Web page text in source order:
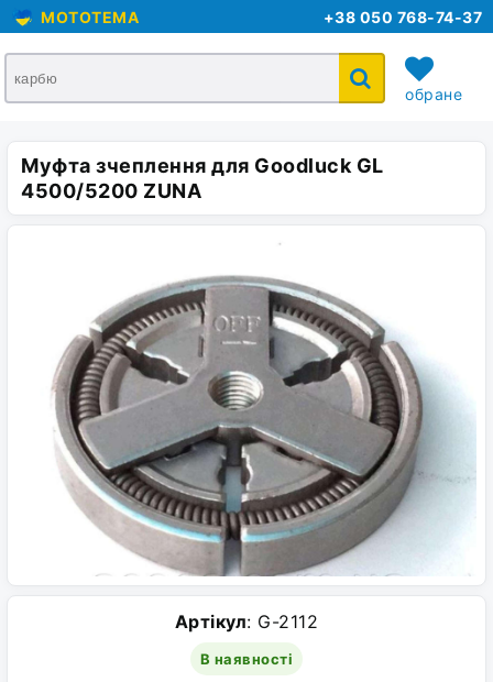
MOTOTEMA +38 050 768-74-37
обране
Муфта зчеплення для Goodluck GL
4500/5200 ZUNA
Артікул: G-2112
В наявності